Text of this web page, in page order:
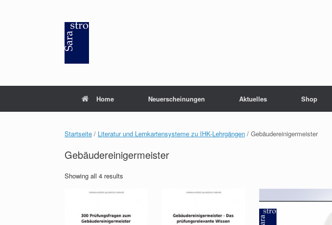
Home Neuerscheinungen Aktuelles Shop
Startseite / Literatur und Lernkartensysteme zu IHK-Lehrgängen / Gebäudereinigermeister
Gebäudereinigermeister
Showing all 4 results